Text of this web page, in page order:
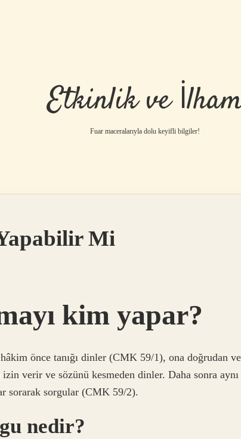
Etkinlik ve
Fuar maceralarıyla dolu keyifli bilgiler!
Mi
kim yapar?
önce tanığı dinler (CMK 59/1), ona doğrudan ve
verir ve sözünü kesmeden dinler. Daha sonra aynı
sorarak sorgular (CMK 59/2).
nedir?